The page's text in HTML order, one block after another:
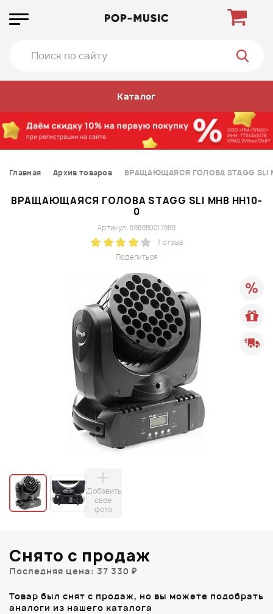
Каталог
Главная Архив товаров ВРАЩАЮЩАЯСЯ ГОЛОВА STAGG SLI
ВРАЩАЮЩАЯСЯ ГОЛОВА STAGG SLI MHB HH10-
0
Поделиться
Артикул: 888880017888
1 отзыв
Добавить
свое
фото
Снято с продаж
Последняя цена: 37 330 ₽
Товар был снят с продаж, но вы можете подобрать
аналоги из нашего каталога